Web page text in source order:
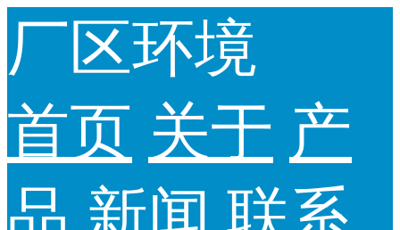
厂区环境
首页 关于 产
品 新闻 联系